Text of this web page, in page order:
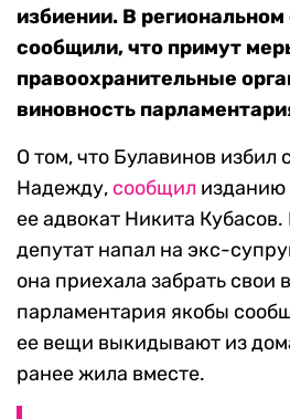
избиении. В
сообщили, что примут
правоохранительные
виновность
О том, что Булавинов
Надежду, сообщил изданию
ее адвокат Никита Кубасов.
депутат напал на экс-
она приехала забрать
парламентария якобы
ее вещи выкидывают из
ранее жила вместе.